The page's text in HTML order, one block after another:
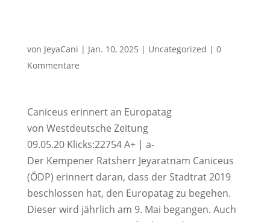
von JeyaCani | Jan. 10, 2025 | Uncategorized | 0
Kommentare
Caniceus erinnert an Europatag
von Westdeutsche Zeitung
09.05.20 Klicks:22754 A+ | a-
Der Kempener Ratsherr Jeyaratnam Caniceus
(ÖDP) erinnert daran, dass der Stadtrat 2019
beschlossen hat, den Europatag zu begehen.
Dieser wird jährlich am 9. Mai begangen. Auch